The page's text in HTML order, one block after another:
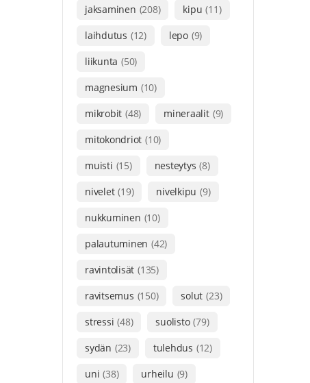
jaksaminen (208) kipu (11)
laihdutus (12) lepo (9)
liikunta (50)
magnesium (10)
mikrobit (48) mineraalit (9)
mitokondriot (10)
muisti (15) nesteytys (8)
nivelet (19) nivelkipu (9)
nukkuminen (10)
palautuminen (42)
ravintolisät (135)
ravitsemus (150) solut (23)
stressi (48) suolisto (79)
sydän (23) tulehdus (12)
uni (38) urheilu (9)